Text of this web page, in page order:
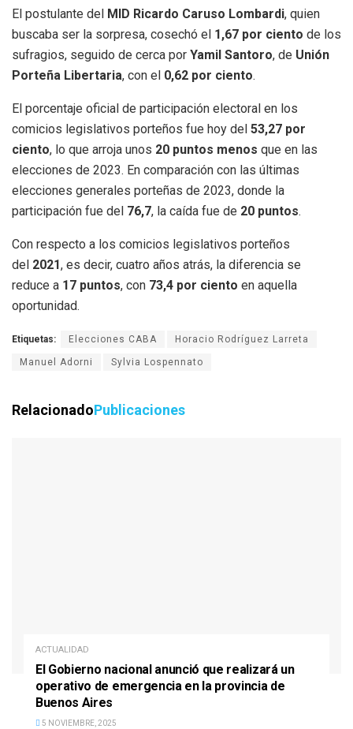
El postulante del MID Ricardo Caruso Lombardi, quien
buscaba ser la sorpresa, cosechó el 1,67 por ciento de los
sufragios, seguido de cerca por Yamil Santoro, de Unión
Porteña Libertaria, con el 0,62 por ciento.
El porcentaje oficial de participación electoral en los
comicios legislativos porteños fue hoy del 53,27 por
ciento, lo que arroja unos 20 puntos menos que en las
elecciones de 2023. En comparación con las últimas
elecciones generales porteñas de 2023, donde la
participación fue del 76,7, la caída fue de 20 puntos.
Con respecto a los comicios legislativos porteños
del 2021, es decir, cuatro años atrás, la diferencia se
reduce a 17 puntos, con 73,4 por ciento en aquella
oportunidad.
Etiquetas: Elecciones CABA Horacio Rodríguez Larreta
Manuel Adorni Sylvia Lospennato
RelacionadoPublicaciones
ACTUALIDAD
El Gobierno nacional anunció que realizará un
operativo de emergencia en la provincia de
Buenos Aires
5 NOVIEMBRE, 2025